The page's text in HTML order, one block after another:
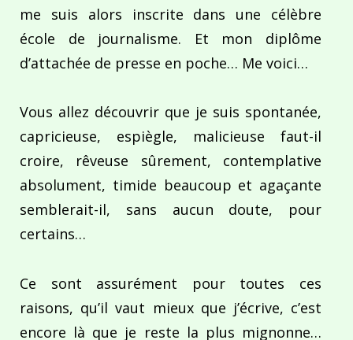
me suis alors inscrite dans une célèbre
école de journalisme. Et mon diplôme
d’attachée de presse en poche… Me voici…
Vous allez découvrir que je suis spontanée,
capricieuse, espiègle, malicieuse faut-il
croire, rêveuse sûrement, contemplative
absolument, timide beaucoup et agaçante
semblerait-il, sans aucun doute, pour
certains…
Ce sont assurément pour toutes ces
raisons, qu’il vaut mieux que j’écrive, c’est
encore là que je reste la plus mignonne…